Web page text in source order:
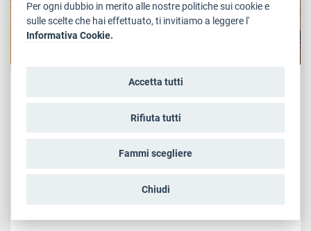
tra passato, presente e futuro
quasi due tonnellate è un nome forse un po’ curioso, ma
simum, che ha vissuto più a lungo all’interno di una
Per ogni dubbio in merito alle nostre politiche sui cookie e
sulle scelte che hai effettuato, ti invitiamo a leggere l'
Informativa Cookie.
Accetta tutti
Rifiuta tutti
Fammi scegliere
Chiudi